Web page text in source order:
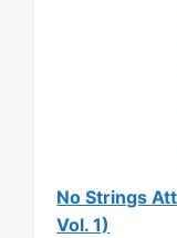
No Strings
Vol. 1)